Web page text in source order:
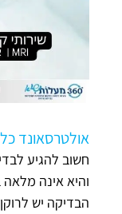
אולטרסאונד
חשוב להגיע
והיא אינה מלאה
הבדיקה יש